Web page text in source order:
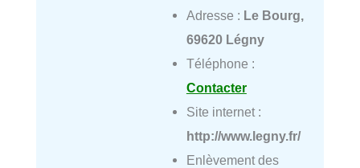
Adresse : Le Bourg,
69620 Légny
Téléphone :
Contacter
Site internet :
http://www.legny.fr/
Enlèvement des